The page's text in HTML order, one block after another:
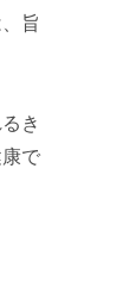
旨
き
で